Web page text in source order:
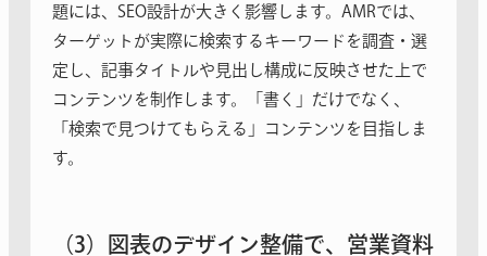
題には、SEO設計が大きく影響します。AMRでは、
ターゲットが実際に検索するキーワードを調査・選
定し、記事タイトルや見出し構成に反映させた上で
コンテンツを制作します。「書く」だけでなく、
「検索で見つけてもらえる」コンテンツを目指しま
す。
（3）図表のデザイン整備で、営業資料